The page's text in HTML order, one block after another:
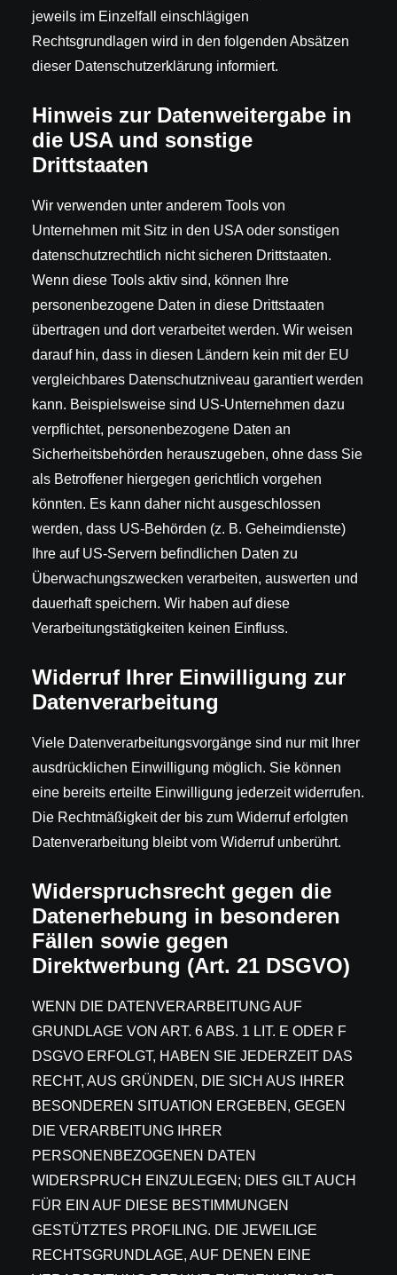
jeweils im Einzelfall einschlägigen
Rechtsgrundlagen wird in den folgenden Absätzen
dieser Datenschutzerklärung informiert.
Hinweis zur Datenweitergabe in
die USA und sonstige
Drittstaaten
Wir verwenden unter anderem Tools von
Unternehmen mit Sitz in den USA oder sonstigen
datenschutzrechtlich nicht sicheren Drittstaaten.
Wenn diese Tools aktiv sind, können Ihre
personenbezogene Daten in diese Drittstaaten
übertragen und dort verarbeitet werden. Wir weisen
darauf hin, dass in diesen Ländern kein mit der EU
vergleichbares Datenschutzniveau garantiert werden
kann. Beispielsweise sind US-Unternehmen dazu
verpflichtet, personenbezogene Daten an
Sicherheitsbehörden herauszugeben, ohne dass Sie
als Betroffener hiergegen gerichtlich vorgehen
könnten. Es kann daher nicht ausgeschlossen
werden, dass US-Behörden (z. B. Geheimdienste)
Ihre auf US-Servern befindlichen Daten zu
Überwachungszwecken verarbeiten, auswerten und
dauerhaft speichern. Wir haben auf diese
Verarbeitungstätigkeiten keinen Einfluss.
Widerruf Ihrer Einwilligung zur
Datenverarbeitung
Viele Datenverarbeitungsvorgänge sind nur mit Ihrer
ausdrücklichen Einwilligung möglich. Sie können
eine bereits erteilte Einwilligung jederzeit widerrufen.
Die Rechtmäßigkeit der bis zum Widerruf erfolgten
Datenverarbeitung bleibt vom Widerruf unberührt.
Widerspruchsrecht gegen die
Datenerhebung in besonderen
Fällen sowie gegen
Direktwerbung (Art. 21 DSGVO)
WENN DIE DATENVERARBEITUNG AUF
GRUNDLAGE VON ART. 6 ABS. 1 LIT. E ODER F
DSGVO ERFOLGT, HABEN SIE JEDERZEIT DAS
RECHT, AUS GRÜNDEN, DIE SICH AUS IHRER
BESONDEREN SITUATION ERGEBEN, GEGEN
DIE VERARBEITUNG IHRER
PERSONENBEZOGENEN DATEN
WIDERSPRUCH EINZULEGEN; DIES GILT AUCH
FÜR EIN AUF DIESE BESTIMMUNGEN
GESTÜTZTES PROFILING. DIE JEWEILIGE
RECHTSGRUNDLAGE, AUF DENEN EINE